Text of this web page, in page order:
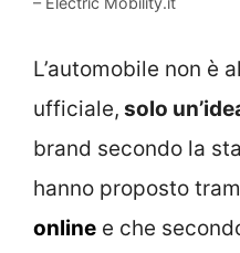
L’automobile non è
ufficiale, solo
brand secondo la
hanno proposto
online e che